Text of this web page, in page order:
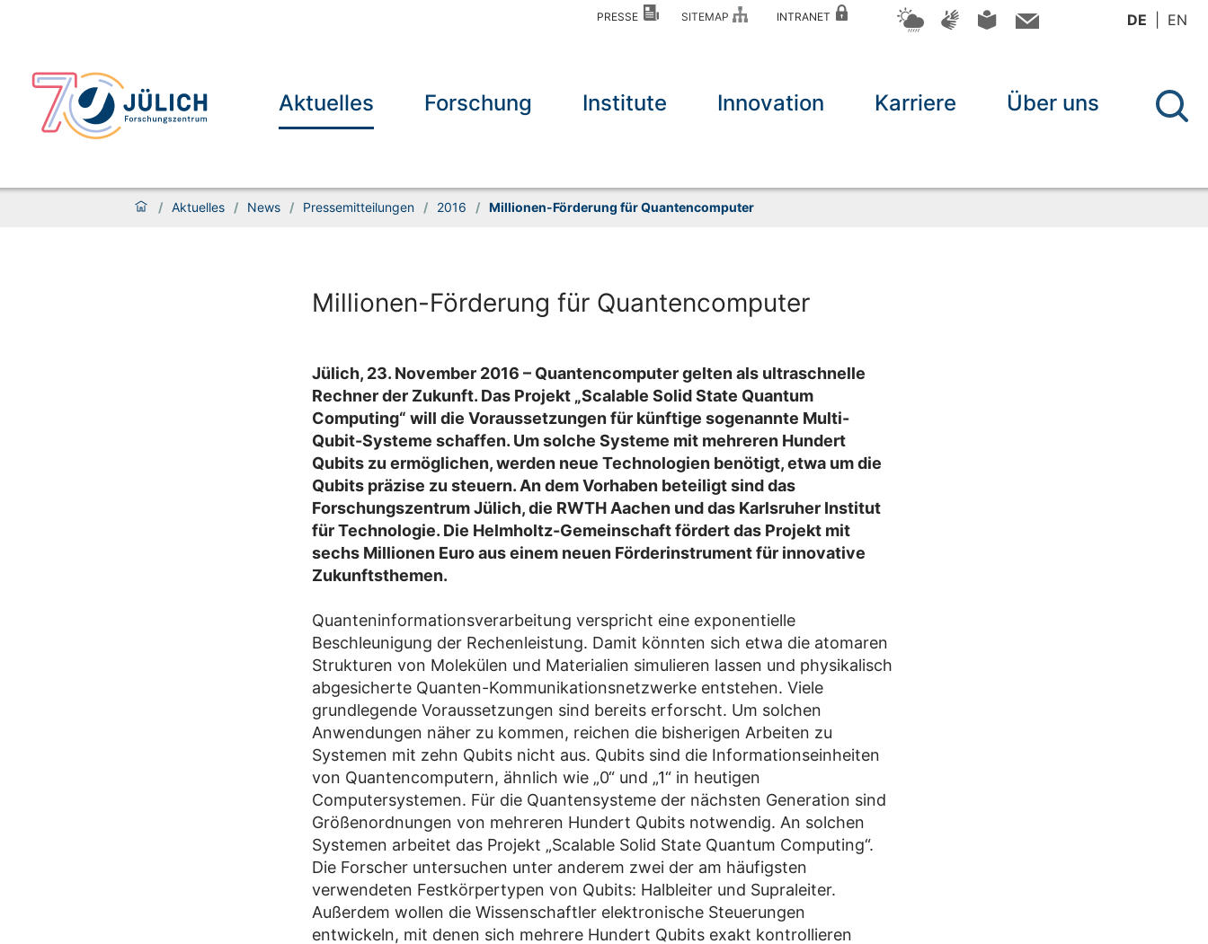
PRESSE SITEMAP INTRANET DE EN
Aktuelles Forschung Institute Innovation Karriere Über uns
/ Aktuelles / News / Pressemitteilungen / 2016 / Millionen-Förderung für Quantencomputer
Millionen-Förderung für Quantencomputer
Jülich, 23. November 2016 – Quantencomputer gelten als ultraschnelle
Rechner der Zukunft. Das Projekt „Scalable Solid State Quantum
Computing“ will die Voraussetzungen für künftige sogenannte Multi-
Qubit-Systeme schaffen. Um solche Systeme mit mehreren Hundert
Qubits zu ermöglichen, werden neue Technologien benötigt, etwa um die
Qubits präzise zu steuern. An dem Vorhaben beteiligt sind das
Forschungszentrum Jülich, die RWTH Aachen und das Karlsruher Institut
für Technologie. Die Helmholtz-Gemeinschaft fördert das Projekt mit
sechs Millionen Euro aus einem neuen Förderinstrument für innovative
Zukunftsthemen.
Quanteninformationsverarbeitung verspricht eine exponentielle
Beschleunigung der Rechenleistung. Damit könnten sich etwa die atomaren
Strukturen von Molekülen und Materialien simulieren lassen und physikalisch
abgesicherte Quanten-Kommunikationsnetzwerke entstehen. Viele
grundlegende Voraussetzungen sind bereits erforscht. Um solchen
Anwendungen näher zu kommen, reichen die bisherigen Arbeiten zu
Systemen mit zehn Qubits nicht aus. Qubits sind die Informationseinheiten
von Quantencomputern, ähnlich wie „0“ und „1“ in heutigen
Computersystemen. Für die Quantensysteme der nächsten Generation sind
Größenordnungen von mehreren Hundert Qubits notwendig. An solchen
Systemen arbeitet das Projekt „Scalable Solid State Quantum Computing“.
Die Forscher untersuchen unter anderem zwei der am häufigsten
verwendeten Festkörpertypen von Qubits: Halbleiter und Supraleiter.
Außerdem wollen die Wissenschaftler elektronische Steuerungen
entwickeln, mit denen sich mehrere Hundert Qubits exakt kontrollieren